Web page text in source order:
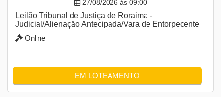
27/08/2026 às 09:00
Leilão Tribunal de Justiça de Roraima -
Judicial/Alienação Antecipada/Vara de Entorpecente
Online
EM LOTEAMENTO